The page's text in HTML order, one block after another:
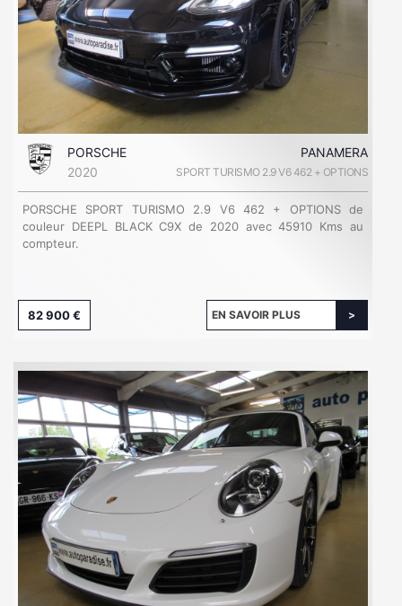
PORSCHE
PANAMERA
2020
SPORT TURISMO 2.9 V6 462 + OPTIONS
PORSCHE SPORT TURISMO 2.9 V6 462 + OPTIONS de
couleur DEEPL BLACK C9X de 2020 avec 45910 Kms au
compteur.
82 900 € EN SAVOIR PLUS